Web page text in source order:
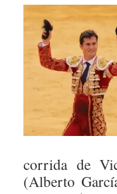
corrida de
(Alberto